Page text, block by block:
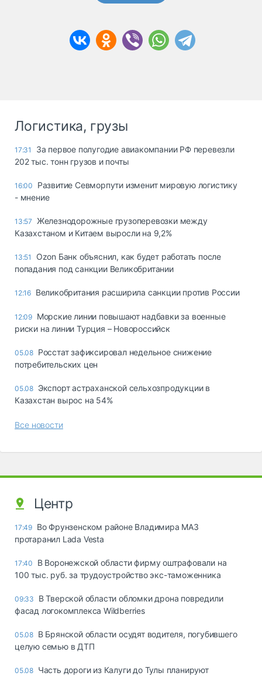
Логистика, грузы
17:31
За первое полугодие авиакомпании РФ перевезли
202 тыс. тонн грузов и почты
16:00
Развитие Севморпути изменит мировую логистику
- мнение
13:57
Железнодорожные грузоперевозки между
Казахстаном и Китаем выросли на 9,2%
13:51
Ozon Банк объяснил, как будет работать после
попадания под санкции Великобритании
12:16 Великобритания расширила санкции против России
12:09 Морские линии повышают надбавки за военные
риски на линии Турция – Новороссийск
05.08 Росстат зафиксировал недельное снижение
потребительских цен
05.08 Экспорт астраханской сельхозпродукции в
Казахстан вырос на 54%
Все новости
Центр
17:49 Во Фрунзенском районе Владимира МАЗ
протаранил Lada Vesta
17:40
В Воронежской области фирму оштрафовали на
100 тыс. руб. за трудоустройство экс-таможенника
09:33
В Тверской области обломки дрона повредили
фасад логокомплекса Wildberries
05.08 В Брянской области осудят водителя, погубившего
целую семью в ДТП
05.08 Часть дороги из Калуги до Тулы планируют